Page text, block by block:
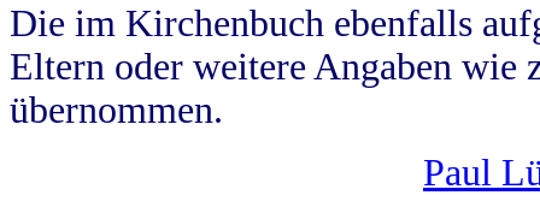
Die im Kirchenbuch ebenfalls
Eltern oder weitere Angaben wie
übernommen.
Paul